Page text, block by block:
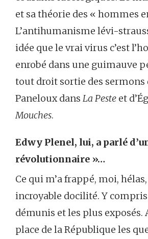
et sa théorie des « hommes
L’antihumanisme lévi-
idée que le vrai virus c’est
enrobé dans une guimauve
tout droit sortie des sermons
Paneloux dans La Peste et
Mouches.
Edwy Plenel, lui, a parlé
révolutionnaire »…
Ce qui m’a frappé, moi,
incroyable docilité. Y
démunis et les plus exposés.
place de la République les